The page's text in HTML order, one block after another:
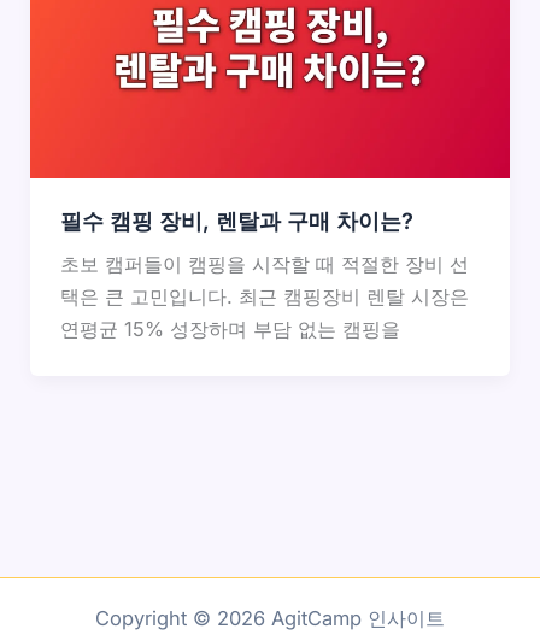
필수 캠핑 장비, 렌탈과 구매 차이는?
초보 캠퍼들이 캠핑을 시작할 때 적절한 장비 선
택은 큰 고민입니다. 최근 캠핑장비 렌탈 시장은
연평균 15% 성장하며 부담 없는 캠핑을
Copyright © 2026 AgitCamp 인사이트